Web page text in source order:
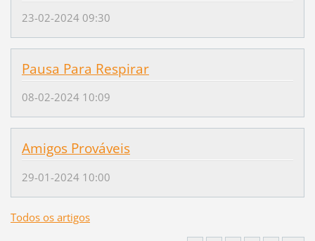
23-02-2024 09:30
Pausa Para Respirar
08-02-2024 10:09
Amigos Prováveis
29-01-2024 10:00
Todos os artigos